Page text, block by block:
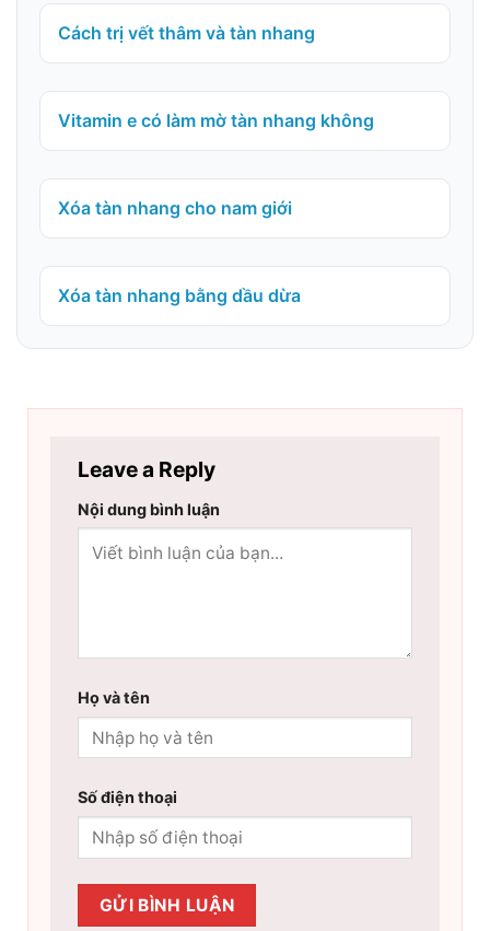
Cách trị vết thâm và tàn nhang
Vitamin e có làm mờ tàn nhang không
Xóa tàn nhang cho nam giới
Xóa tàn nhang bằng dầu dừa
Leave a Reply
Nội dung bình luận
Họ và tên
Số điện thoại